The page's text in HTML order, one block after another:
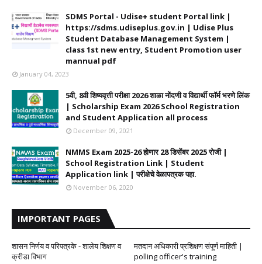
SDMS Portal - Udise+ student Portal link |
https://sdms.udiseplus.gov.in | Udise Plus
Student Database Management System |
class 1st new entry, Student Promotion user
mannual pdf
January 04, 2023
5वी, 8वी शिष्यवृत्ती परीक्षा 2026 शाळा नोंदणी व विद्यार्थी फॉर्म भरणे लिंक
| Scholarship Exam 2026 School Registration
and Student Application all process
December 09, 2021
NMMS Exam 2025-26 होणार 28 डिसेंबर 2025 रोजी |
School Registration Link | Student
Application link | परीक्षेचे वेळापत्रक पहा.
November 06, 2020
IMPORTANT PAGES
शासन निर्णय व परिपत्रके - शालेय शिक्षण व
क्रीडा विभाग
मतदान अधिकारी प्रशिक्षण संपूर्ण माहिती |
polling officer's training